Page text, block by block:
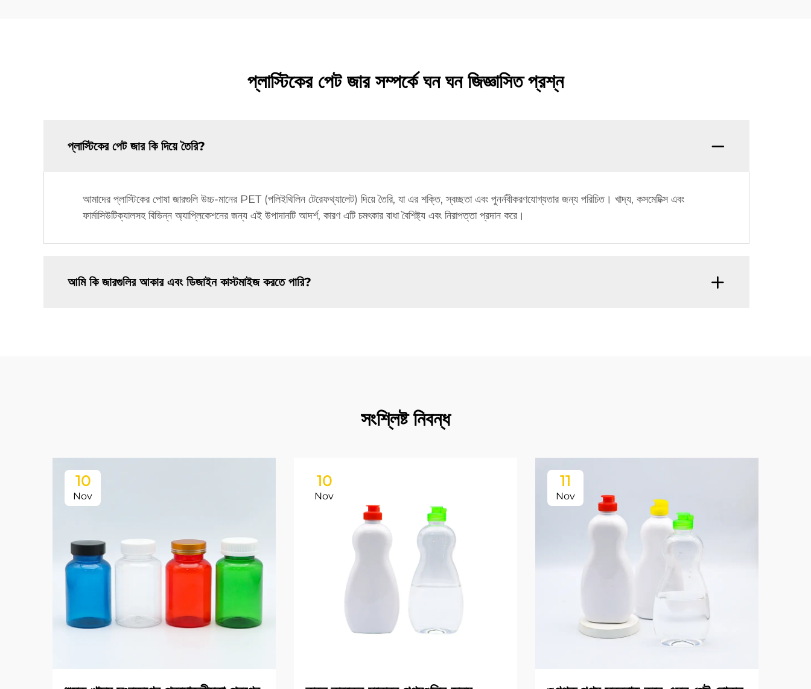
প্লাস্টিকের পেট জার সম্পর্কে ঘন ঘন জিজ্ঞাসিত প্রশ্ন
প্লাস্টিকের পেট জার কি দিয়ে তৈরি?
আমাদের প্লাস্টিকের পোষা জারগুলি উচ্চ-মানের PET (পলিইথিলিন টেরেফথ্যালেট) দিয়ে তৈরি, যা এর শক্তি, স্বচ্ছতা এবং পুনর্নবীকরণযোগ্যতার জন্য পরিচিত। খাদ্য, কসমেটিক্স এবং
ফার্মাসিউটিক্যালসহ বিভিন্ন অ্যাপ্লিকেশনের জন্য এই উপাদানটি আদর্শ, কারণ এটি চমৎকার বাধা বৈশিষ্ট্য এবং নিরাপত্তা প্রদান করে।
আমি কি জারগুলির আকার এবং ডিজাইন কাস্টমাইজ করতে পারি?
সংশ্লিষ্ট নিবন্ধ
10
Nov
10
Nov
11
Nov